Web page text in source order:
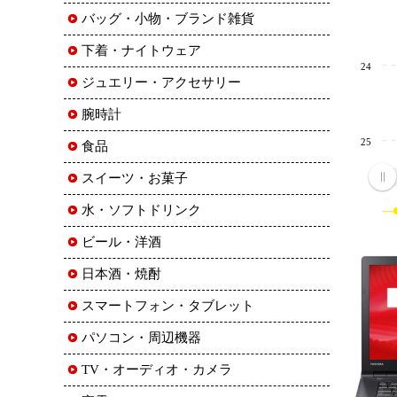
24
25
バッグ・小物・ブランド雑貨
下着・ナイトウェア
ジュエリー・アクセサリー
腕時計
食品
スイーツ・お菓子
水・ソフトドリンク
ビール・洋酒
日本酒・焼酎
スマートフォン・タブレット
パソコン・周辺機器
TV・オーディオ・カメラ